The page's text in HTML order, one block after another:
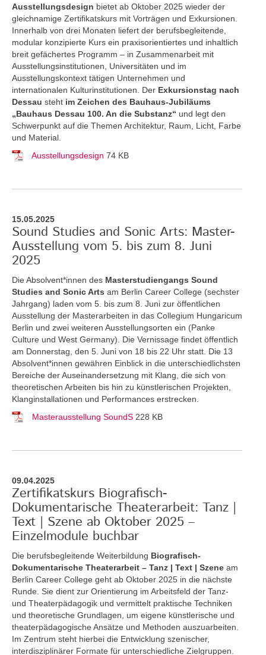
Ausstellungsdesign bietet ab Oktober 2025 wieder der
gleichnamige Zertifikatskurs mit Vorträgen und Exkursionen.
Innerhalb von drei Monaten liefert der berufsbegleitende,
modular konzipierte Kurs ein praxisorientiertes und inhaltlich
breit gefächertes Programm – in Zusammenarbeit mit
Ausstellungsinstitutionen, Universitäten und im
Ausstellungskontext tätigen Unternehmen und
internationalen Kulturinstitutionen. Der Exkursionstag nach
Dessau steht im Zeichen des Bauhaus-Jubiläums
„Bauhaus Dessau 100. An die Substanz“ und legt den
Schwerpunkt auf die Themen Architektur, Raum, Licht, Farbe
und Material.
Ausstellungsdesign 74 KB
15.05.2025
Sound Studies and Sonic Arts: Master-
Ausstellung vom 5. bis zum 8. Juni
2025
Die Absolvent*innen des Masterstudiengangs Sound
Studies and Sonic Arts am Berlin Career College (sechster
Jahrgang) laden vom 5. bis zum 8. Juni zur öffentlichen
Ausstellung der Masterarbeiten in das Collegium Hungaricum
Berlin und zwei weiteren Ausstellungsorten ein (Panke
Culture und West Germany). Die Vernissage findet öffentlich
am Donnerstag, den 5. Juni von 18 bis 22 Uhr statt. Die 13
Absolvent*innen gewähren Einblick in die unterschiedlichsten
Bereiche der Auseinandersetzung mit Klang, die sich von
theoretischen Arbeiten bis hin zu künstlerischen Projekten,
Klanginstallationen und Performances erstrecken.
Masterausstellung SoundS 228 KB
09.04.2025
Zertifikatskurs Biografisch-
Dokumentarische Theaterarbeit: Tanz |
Text | Szene ab Oktober 2025 –
Einzelmodule buchbar
Die berufsbegleitende Weiterbildung Biografisch-
Dokumentarische Theaterarbeit – Tanz | Text | Szene am
Berlin Career College geht ab Oktober 2025 in die nächste
Runde. Sie dient zur Orientierung im Arbeitsfeld der Tanz-
und Theaterpädagogik und vermittelt praktische Techniken
und theoretische Grundlagen, um eigene künstlerische und
theaterpädagogische Ansätze und Methoden auszuarbeiten.
Im Zentrum steht hierbei die Entwicklung szenischer,
interdisziplinärer Formate für unterschiedliche Zielgruppen.